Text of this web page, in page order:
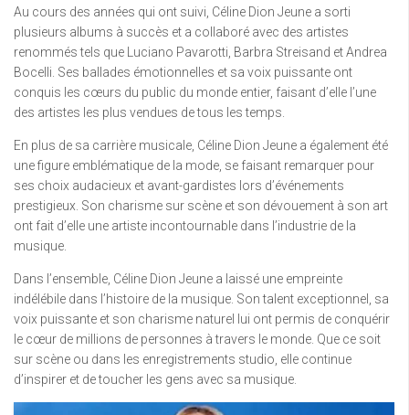
Au cours des années qui ont suivi, Céline Dion Jeune a sorti
plusieurs albums à succès et a collaboré avec des artistes
renommés tels que Luciano Pavarotti, Barbra Streisand et Andrea
Bocelli. Ses ballades émotionnelles et sa voix puissante ont
conquis les cœurs du public du monde entier, faisant d’elle l’une
des artistes les plus vendues de tous les temps.
En plus de sa carrière musicale, Céline Dion Jeune a également été
une figure emblématique de la mode, se faisant remarquer pour
ses choix audacieux et avant-gardistes lors d’événements
prestigieux. Son charisme sur scène et son dévouement à son art
ont fait d’elle une artiste incontournable dans l’industrie de la
musique.
Dans l’ensemble, Céline Dion Jeune a laissé une empreinte
indélébile dans l’histoire de la musique. Son talent exceptionnel, sa
voix puissante et son charisme naturel lui ont permis de conquérir
le cœur de millions de personnes à travers le monde. Que ce soit
sur scène ou dans les enregistrements studio, elle continue
d’inspirer et de toucher les gens avec sa musique.